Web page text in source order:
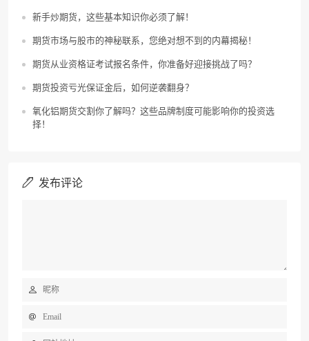
新手炒期货，这些基本知识你必须了解！
期货市场与股市的神秘联系，您绝对想不到的内幕揭秘！
期货从业资格证考试报名条件，你准备好迎接挑战了吗？
期货投资亏光保证金后，如何逆袭翻身？
氧化铝期货交割你了解吗？这些品牌制度可能影响你的投资选
择！
发布评论